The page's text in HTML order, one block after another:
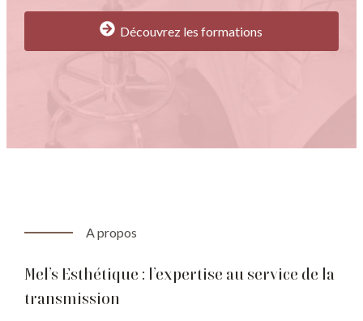
Découvrez les formations
A propos
Mel’s Esthétique : l’expertise au service de la
transmission